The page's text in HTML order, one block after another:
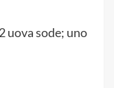
uova sode; uno